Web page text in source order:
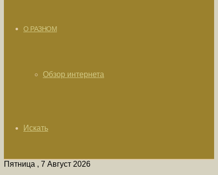
О РАЗНОМ
Обзор интернета
Искать
Пятница , 7 Август 2026